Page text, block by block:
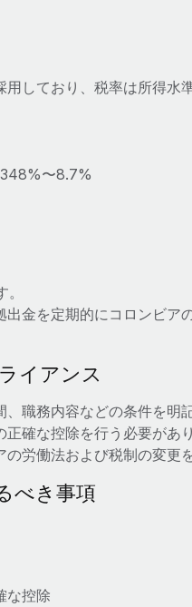
しており、税率は所得水
〜8.7%
金を定期的にコロンビア
イアンス
職務内容などの条件を明
確な控除を行う必要があり
労働法および税制の変更
べき事項
な控除